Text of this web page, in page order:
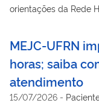
orientações da Rede
MEJC-UFRN
horas; saiba
atendimento
15/07/2026 -